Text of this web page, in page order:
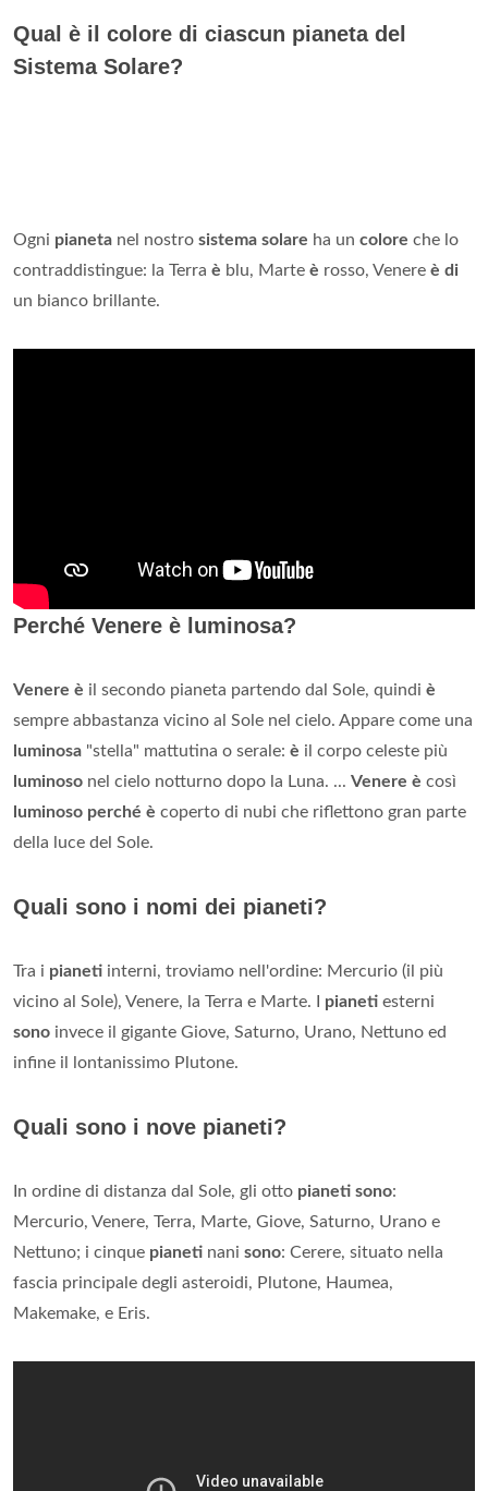
Qual è il colore di ciascun pianeta del
Sistema Solare?
Ogni pianeta nel nostro sistema solare ha un colore che lo
contraddistingue: la Terra è blu, Marte è rosso, Venere è di
un bianco brillante.
Perché Venere è luminosa?
Venere è il secondo pianeta partendo dal Sole, quindi è
sempre abbastanza vicino al Sole nel cielo. Appare come una
luminosa "stella" mattutina o serale: è il corpo celeste più
luminoso nel cielo notturno dopo la Luna. ... Venere è così
luminoso perché è coperto di nubi che riflettono gran parte
della luce del Sole.
Quali sono i nomi dei pianeti?
Tra i pianeti interni, troviamo nell'ordine: Mercurio (il più
vicino al Sole), Venere, la Terra e Marte. I pianeti esterni
sono invece il gigante Giove, Saturno, Urano, Nettuno ed
infine il lontanissimo Plutone.
Quali sono i nove pianeti?
In ordine di distanza dal Sole, gli otto pianeti sono:
Mercurio, Venere, Terra, Marte, Giove, Saturno, Urano e
Nettuno; i cinque pianeti nani sono: Cerere, situato nella
fascia principale degli asteroidi, Plutone, Haumea,
Makemake, e Eris.